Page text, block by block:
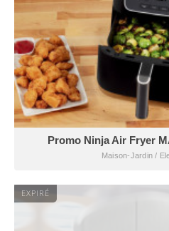
Promo Ninja Air Fryer
Maison-Jardin /
EXPIRÉ